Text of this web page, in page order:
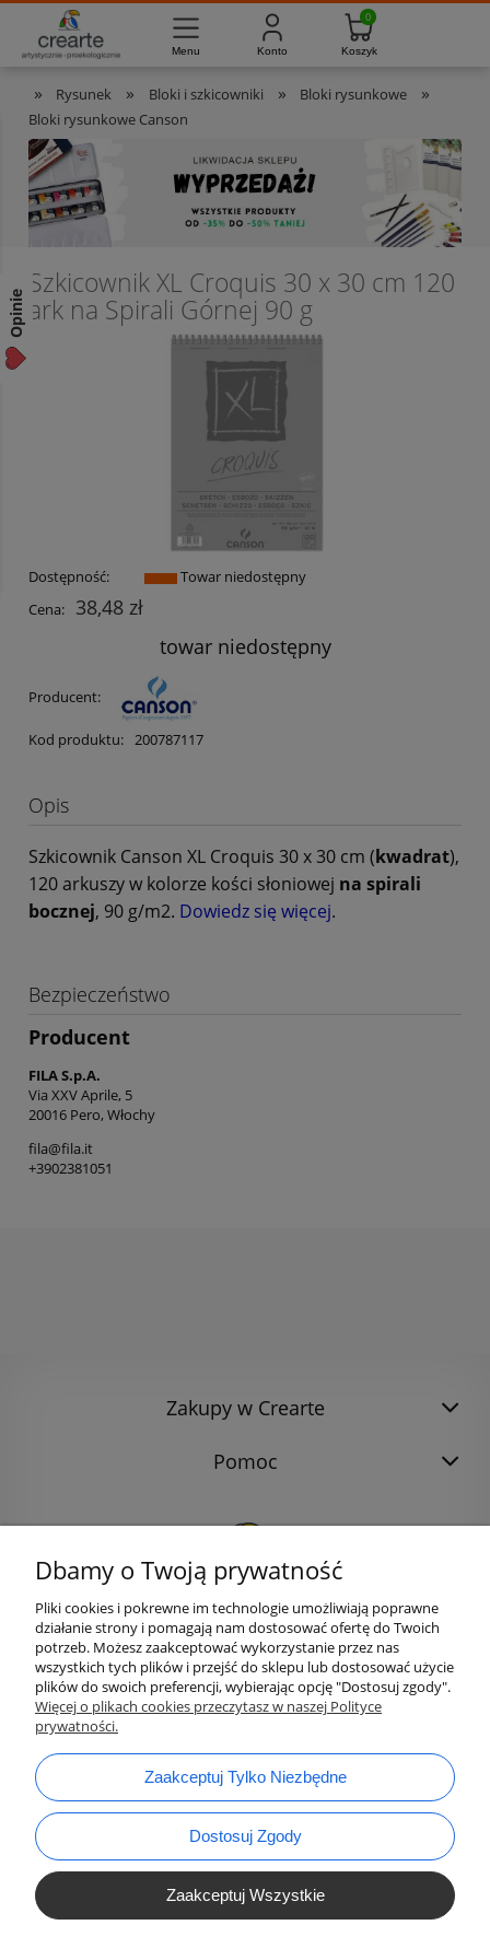
» Rysunek » Bloki i szkicowniki » Bloki rysunkowe »
Bloki rysunkowe Canson
Szkicownik XL Croquis 30 x 30 cm 120
ark na Spirali Górnej 90 g
Dostępność:
Towar niedostępny
Cena:
38,48 zł
towar niedostępny
Producent:
Kod produktu: 200787117
Opis
Szkicownik Canson XL Croquis 30 x 30 cm (kwadrat),
120 arkuszy w kolorze kości słoniowej na spirali
bocznej, 90 g/m2. Dowiedz się więcej.
Bezpieczeństwo
Producent
FILA S.p.A.
Via XXV Aprile, 5
20016 Pero, Włochy
fila@fila.it
+3902381051
Zakupy w Crearte
Pomoc
email:bok@ArtykulyDlaPlastykow.pl
Masz pytania? 733-012-789 Pon. - Pt. 8:00 - 16:00
Dbamy o Twoją prywatność
Pliki cookies i pokrewne im technologie umożliwiają poprawne
działanie strony i pomagają nam dostosować ofertę do Twoich
potrzeb. Możesz zaakceptować wykorzystanie przez nas
wszystkich tych plików i przejść do sklepu lub dostosować użycie
plików do swoich preferencji, wybierając opcję "Dostosuj zgody".
Więcej o plikach cookies przeczytasz w naszej Polityce
prywatności.
Zaakceptuj Tylko Niezbędne
Dostosuj Zgody
Zaakceptuj Wszystkie
Opinie